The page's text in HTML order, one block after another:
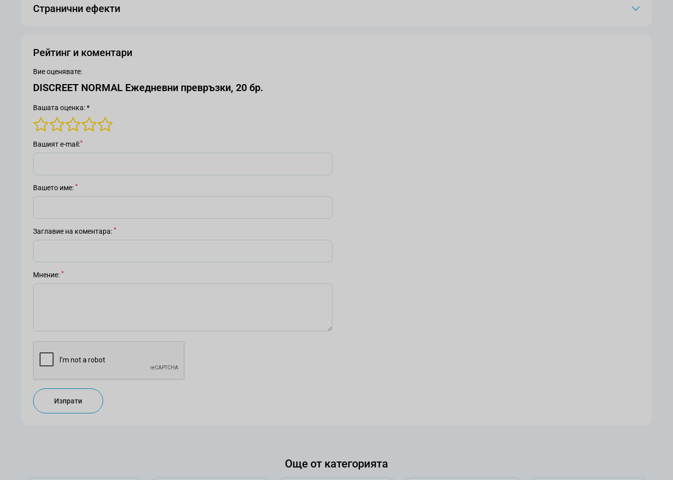
Странични ефекти
Рейтинг и коментари
Вие оценявате:
DISCREET NORMAL Ежедневни превръзки, 20 бр.
Вашата оценка: *
Вашият е-mail
Вашето име
Заглавие на коментара
Мнение
Изпрати
Още от категорията